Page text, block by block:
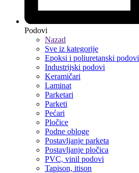
Podovi
Nazad
Sve iz kategorije
Epoksi i poliuretanski podovi
Industrijski podovi
Keramičari
Laminat
Parketari
Parketi
Pećari
Pločice
Podne obloge
Postavljanje parketa
Postavljanje pločica
PVC, vinil podovi
Tapison, itison